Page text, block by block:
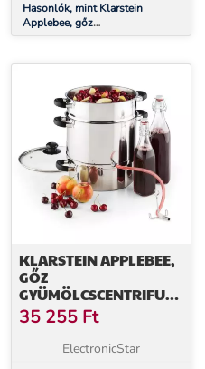
Hasonlók, mint Klarstein
Applebee, gőz
gyümölcscentrifuga,
elektromos, 1500 W, Ø 25 cm, 8
KLARSTEIN APPLEBEE,
GŐZ
GYÜMÖLCSCENTRIFUGA,
GYÜMÖLCSCENTRIFUGA
EDÉNY, ELEKTROMOS,
1500 W, Ø 25 CM, 8 L,
35 255 Ft
ElectronicStar